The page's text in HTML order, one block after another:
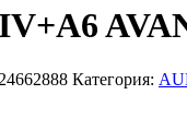
Категория: